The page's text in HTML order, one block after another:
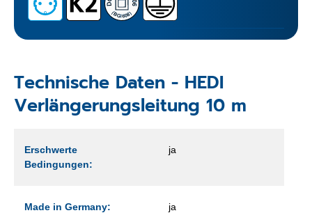
Technische Daten - HEDI
Verlängerungsleitung 10 m
Erschwerte
Bedingungen:
ja
Made in Germany: ja